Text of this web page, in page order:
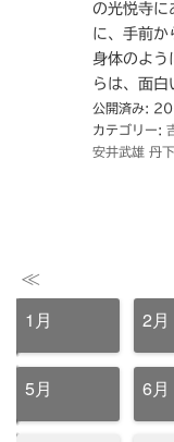
の光悦寺に
に、手前か
身体のよう
らは、面
公開済み:
カテゴリー:
安井武雄 丹
≪
1月 2月
5月 6月